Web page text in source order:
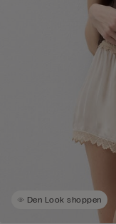
Den Look shoppen